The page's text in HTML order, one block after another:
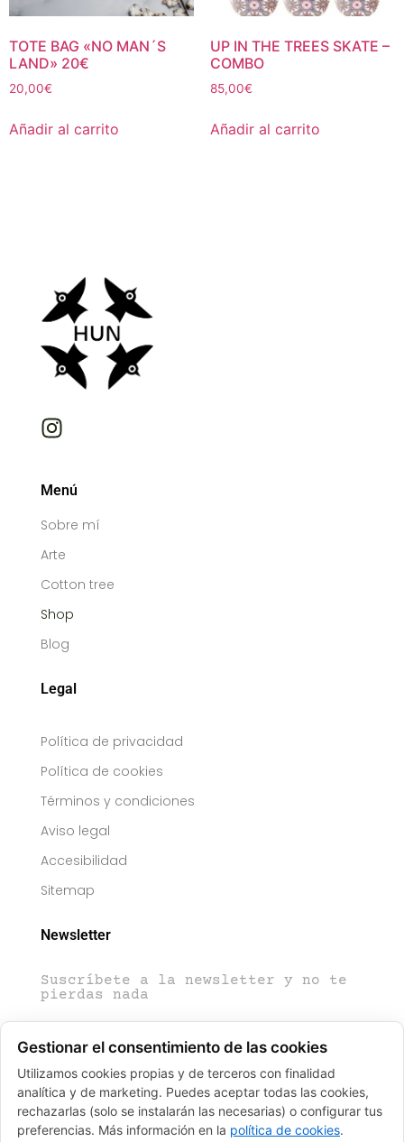
TOTE BAG «NO MAN´S
LAND» 20€
20,00€
Añadir al carrito
UP IN THE TREES SKATE –
COMBO
85,00€
Añadir al carrito
Menú
Sobre mí
Arte
Cotton tree
Shop
Blog
Legal
Política de privacidad
Política de cookies
Términos y condiciones
Aviso legal
Accesibilidad
Sitemap
Newsletter
Suscríbete a la newsletter y no te
pierdas nada
Enviar
Gestionar el consentimiento de las cookies
Utilizamos cookies propias y de terceros con finalidad
analítica y de marketing. Puedes aceptar todas las cookies,
rechazarlas (solo se instalarán las necesarias) o configurar tus
preferencias. Más información en la política de cookies.